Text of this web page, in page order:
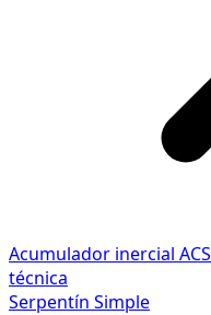
Acumulador inercial ACS
técnica
Serpentín Simple